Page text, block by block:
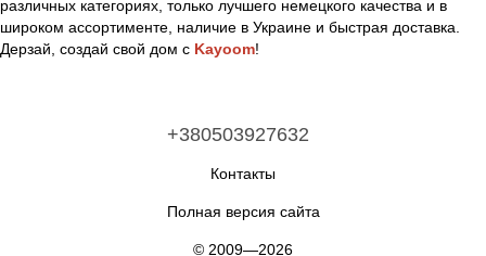
различных категориях, только лучшего немецкого качества и в
широком ассортименте, наличие в Украине и быстрая доставка.
Дерзай, создай свой дом с Kayoom!
+380503927632
Контакты
Полная версия сайта
© 2009—2026